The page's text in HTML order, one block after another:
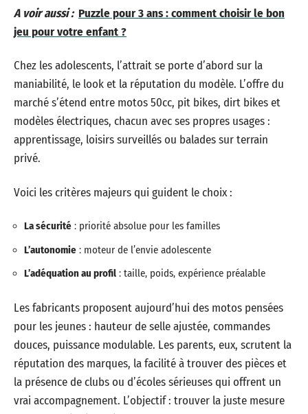
A voir aussi : Puzzle pour 3 ans : comment choisir le bon
jeu pour votre enfant ?
Chez les adolescents, l’attrait se porte d’abord sur la
maniabilité, le look et la réputation du modèle. L’offre du
marché s’étend entre motos 50cc, pit bikes, dirt bikes et
modèles électriques, chacun avec ses propres usages :
apprentissage, loisirs surveillés ou balades sur terrain
privé.
Voici les critères majeurs qui guident le choix :
La sécurité : priorité absolue pour les familles
L’autonomie : moteur de l’envie adolescente
L’adéquation au profil : taille, poids, expérience préalable
Les fabricants proposent aujourd’hui des motos pensées
pour les jeunes : hauteur de selle ajustée, commandes
douces, puissance modulable. Les parents, eux, scrutent la
réputation des marques, la facilité à trouver des pièces et
la présence de clubs ou d’écoles sérieuses qui offrent un
vrai accompagnement. L’objectif : trouver la juste mesure